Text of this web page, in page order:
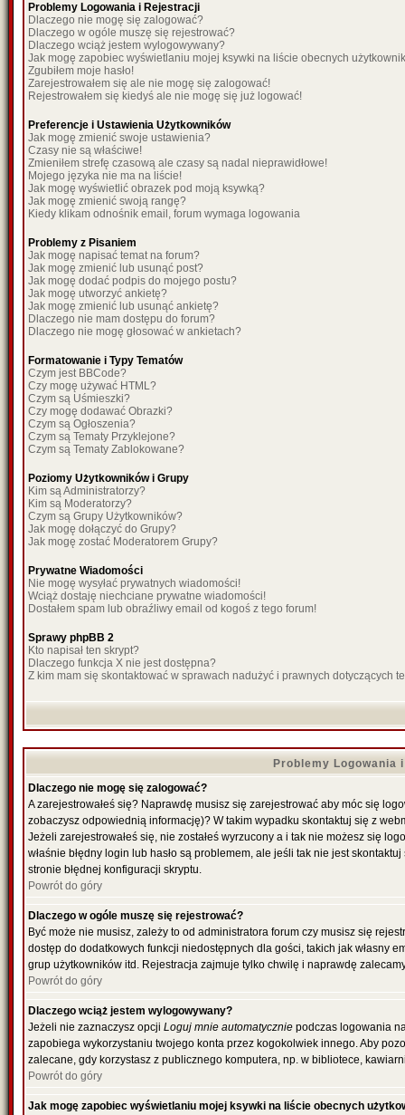
Problemy Logowania i Rejestracji
Dlaczego nie mogę się zalogować?
Dlaczego w ogóle muszę się rejestrować?
Dlaczego wciąż jestem wylogowywany?
Jak mogę zapobiec wyświetlaniu mojej ksywki na liście obecnych
Zgubiłem moje hasło!
Zarejestrowałem się ale nie mogę się zalogować!
Rejestrowałem się kiedyś ale nie mogę się już logować!
Preferencje i Ustawienia Użytkowników
Jak mogę zmienić swoje ustawienia?
Czasy nie są właściwe!
Zmieniłem strefę czasową ale czasy są nadal nieprawidłowe!
Mojego języka nie ma na liście!
Jak mogę wyświetlić obrazek pod moją ksywką?
Jak mogę zmienić swoją rangę?
Kiedy klikam odnośnik email, forum wymaga logowania
Problemy z Pisaniem
Jak mogę napisać temat na forum?
Jak mogę zmienić lub usunąć post?
Jak mogę dodać podpis do mojego postu?
Jak mogę utworzyć ankietę?
Jak mogę zmienić lub usunąć ankietę?
Dlaczego nie mam dostępu do forum?
Dlaczego nie mogę głosować w ankietach?
Formatowanie i Typy Tematów
Czym jest BBCode?
Czy mogę używać HTML?
Czym są Uśmieszki?
Czy mogę dodawać Obrazki?
Czym są Ogłoszenia?
Czym są Tematy Przyklejone?
Czym są Tematy Zablokowane?
Poziomy Użytkowników i Grupy
Kim są Administratorzy?
Kim są Moderatorzy?
Czym są Grupy Użytkowników?
Jak mogę dołączyć do Grupy?
Jak mogę zostać Moderatorem Grupy?
Prywatne Wiadomości
Nie mogę wysyłać prywatnych wiadomości!
Wciąż dostaję niechciane prywatne wiadomości!
Dostałem spam lub obraźliwy email od kogoś z tego forum!
Sprawy phpBB 2
Kto napisał ten skrypt?
Dlaczego funkcja X nie jest dostępna?
Z kim mam się skontaktować w sprawach nadużyć i prawnych dotyczących
Problemy Logowania
Dlaczego nie mogę się zalogować?
A zarejestrowałeś się? Naprawdę musisz się zarejestrować aby móc się
zobaczysz odpowiednią informację)? W takim wypadku skontaktuj się z
Jeżeli zarejestrowałeś się, nie zostałeś wyrzucony a i tak nie możesz się
właśnie błędny login lub hasło są problemem, ale jeśli tak nie jest
stronie błędnej konfiguracji skryptu.
Powrót do góry
Dlaczego w ogóle muszę się rejestrować?
Być może nie musisz, zależy to od administratora forum czy musisz się
dostęp do dodatkowych funkcji niedostępnych dla gości, takich jak własny
grup użytkowników itd. Rejestracja zajmuje tylko chwilę i naprawdę
Powrót do góry
Dlaczego wciąż jestem wylogowywany?
Jeżeli nie zaznaczysz opcji Loguj mnie automatycznie podczas logowania
zapobiega wykorzystaniu twojego konta przez kogokolwiek innego. Aby
zalecane, gdy korzystasz z publicznego komputera, np. w bibliotece,
Powrót do góry
Jak mogę zapobiec wyświetlaniu mojej ksywki na liście obecnych